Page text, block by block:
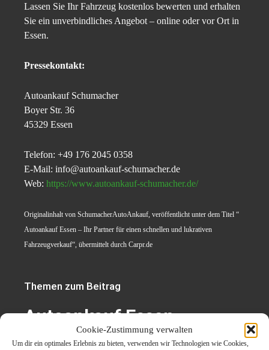
Cookie-Zustimmung verwalten
Um dir ein optimales Erlebnis zu bieten, verwenden wir Technologien wie Cookies,
Lassen Sie Ihr Fahrzeug kostenlos bewerten und erhalten
Sie ein unverbindliches Angebot – online oder vor Ort in
Essen.
Pressekontakt:
Autoankauf Schumacher
Boyer Str. 36
45329 Essen
Telefon: +49 176 2045 0358
E-Mail: info@autoankauf-schumacher.de
Web: https://www.autoankauf-schumacher.de/
Originalinhalt von SchumacherAutoAnkauf, veröffentlicht unter dem Titel “
Autoankauf Essen – Ihr Partner für einen schnellen und lukrativen
Fahrzeugverkauf“, übermittelt durch Carpr.de
Themen zum Beitrag
Autoankauf Essen –
Transparente Preise und